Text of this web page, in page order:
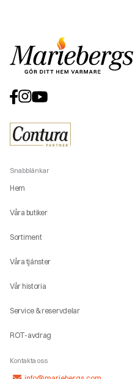
Snabblänkar
Hem
Våra butiker
Sortiment
Våra tjänster
Vår historia
Service & reservdelar
ROT-avdrag
Kontakta oss